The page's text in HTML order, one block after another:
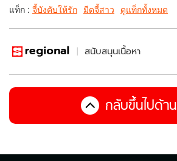
แท็ก : จี้บังคับให้รัก มีดจี้สาว ดูแท็กทั้งหมด
สนับสนุนเนื้อหา
กลับขึ้นไปด้า